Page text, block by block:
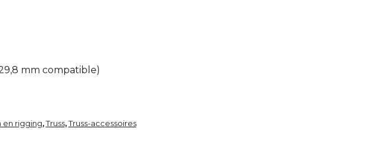
mm compatible)
en rigging,Truss,Truss-accessoires